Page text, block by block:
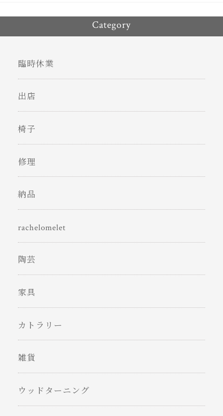
Category
臨時休業
出店
椅子
修理
納品
rachelomelet
陶芸
家具
カトラリー
雑貨
ウッドターニング